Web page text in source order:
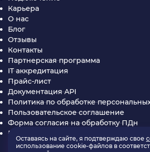
Карьера
О нас
Блог
Отзывы
Контакты
Партнерская программа
IT аккредитация
Прайс-лист
Документация API
Политика по обработке
Пользовательское соглашение
Форма согласия на обработку ПДн
Партнерское соглашение